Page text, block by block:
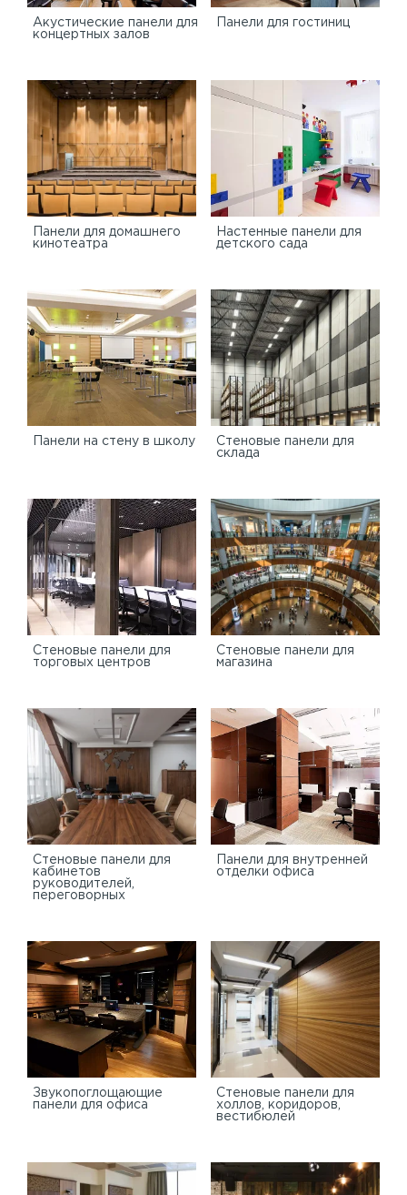
Акустические панели для
концертных залов
Панели для гостиниц
Панели для домашнего
кинотеатра
Настенные панели для
детского сада
Панели на стену в школу
Стеновые панели для
склада
Cтеновые панели для
торговых центров
Стеновые панели для
магазина
Стеновые панели для
кабинетов
руководителей,
переговорных
Панели для внутренней
отделки офиса
Звукопоглощающие
панели для офиса
Стеновые панели для
холлов, коридоров,
вестибюлей